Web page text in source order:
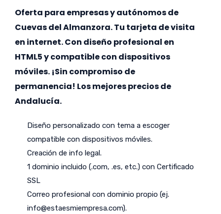
Oferta para empresas y autónomos de
Cuevas del Almanzora. Tu tarjeta de visita
en internet. Con diseño profesional en
HTML5 y compatible con dispositivos
móviles. ¡Sin compromiso de
permanencia! Los mejores precios de
Andalucía.
Diseño personalizado con tema a escoger
compatible con dispositivos móviles.
Creación de info legal.
1 dominio incluido (.com, .es, etc.) con Certificado
SSL
Correo profesional con dominio propio (ej.
info@estaesmiempresa.com).